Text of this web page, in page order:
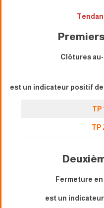
Clôtures au-
est un indicateur positif
TP
TP
Fermeture
est un